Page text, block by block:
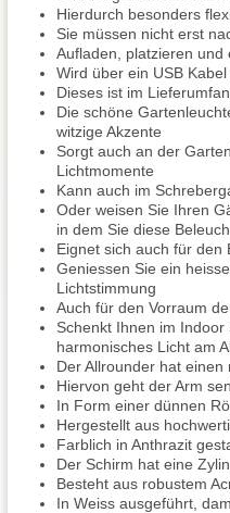
Hierdurch besonders
Sie müssen nicht erst
Aufladen, platzieren und
Wird über ein USB
Dieses ist im
Die schöne
witzige Akzente
Sorgt auch an der
Lichtmomente
Kann auch im
Oder weisen Sie Ihren
in dem Sie diese
Eignet sich auch für den
Geniessen Sie ein
Lichtstimmung
Auch für den Vorraum
Schenkt Ihnen im
harmonisches Licht am
Der Allrounder hat einen
Hiervon geht der Arm
In Form einer dünnen
Hergestellt aus
Farblich in Anthrazit
Der Schirm hat eine
Besteht aus robustem
In Weiss ausgeführt,